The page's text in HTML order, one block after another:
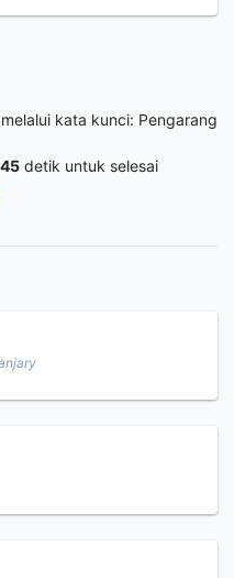
kata kunci: Pengarang
detik untuk selesai